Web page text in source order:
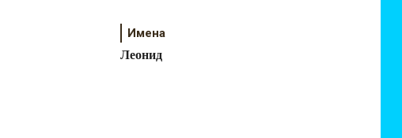
Имена
Леонид